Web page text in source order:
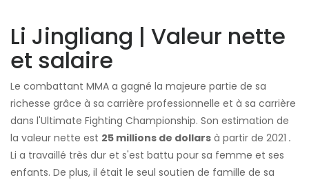
Li Jingliang | Valeur nette
et salaire
Le combattant MMA a gagné la majeure partie de sa
richesse grâce à sa carrière professionnelle et à sa carrière
dans l'Ultimate Fighting Championship. Son estimation de
la valeur nette est 25 millions de dollars à partir de 2021 .
Li a travaillé très dur et s'est battu pour sa femme et ses
enfants. De plus, il était le seul soutien de famille de sa